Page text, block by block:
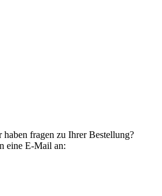
haben fragen zu Ihrer Bestellung?
eine E-Mail an: